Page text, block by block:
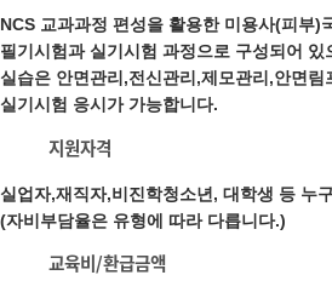
NCS 교과과정 편성을 활용한 미용사(피부)
필기시험과 실기시험 과정으로 구성되어 있
실습은 안면관리,전신관리,제모관리,안면림
실기시험 응시가 가능합니다.
지원자격
실업자,재직자,비진학청소년, 대학생 등 누
(자비부담율은 유형에 따라 다릅니다.)
교육비/환급금액